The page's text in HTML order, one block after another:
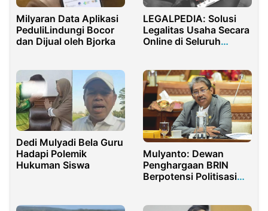
Milyaran Data Aplikasi
PeduliLindungi Bocor
dan Dijual oleh Bjorka
LEGALPEDIA: Solusi
Legalitas Usaha Secara
Online di Seluruh
Dedi Mulyadi Bela Guru
Hadapi Polemik
Hukuman Siswa
Mulyanto: Dewan
Penghargaan BRIN
Berpotensi Politisasi